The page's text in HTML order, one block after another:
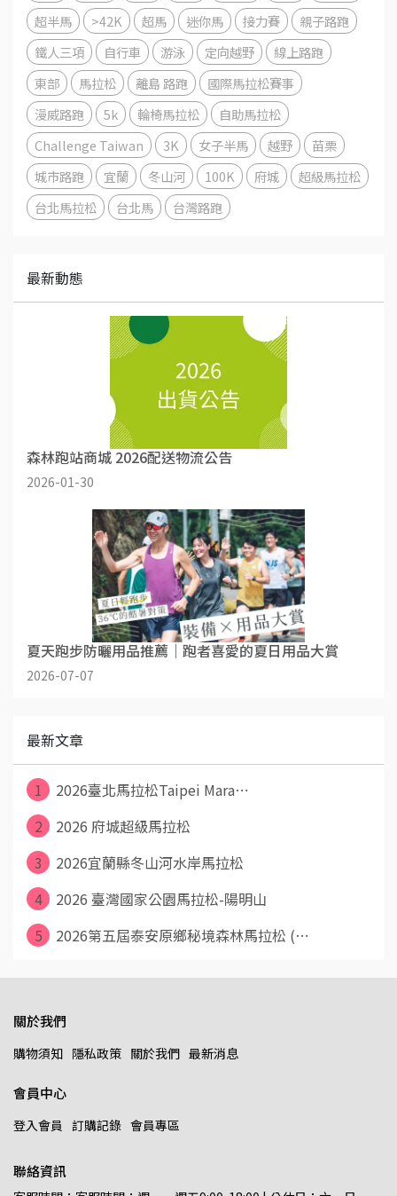
超半馬
>42K 超馬 迷你馬 接力賽
親子路跑
鐵人三項
自行車 游泳 定向越野
線上路跑
東部
馬拉松 離島 路跑
國際馬拉松賽事
漫威路跑
5k 輪椅馬拉松
自助馬拉松
Challenge Taiwan
3K 女子半馬 越野
苗栗
城市路跑
宜蘭 冬山河 100K 府城
超級馬拉松
台北馬拉松
台北馬 台灣路跑
最新動態
森林跑站商城 2026配送物流公告
2026-01-30
夏天跑步防曬用品推薦｜跑者喜愛的夏日用品大賞
2026-07-07
最新文章
1
2026臺北馬拉松Taipei Mara⋯
2
2026 府城超級馬拉松
3
2026宜蘭縣冬山河水岸馬拉松
4
2026 臺灣國家公園馬拉松-陽明山
5
2026第五屆泰安原鄉秘境森林馬拉松 (⋯
關於我們
購物須知 隱私政策 關於我們 最新消息
會員中心
登入會員 訂購記錄 會員專區
聯絡資訊